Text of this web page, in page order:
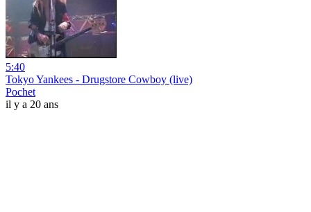
5:40
Tokyo Yankees - Drugstore Cowboy (live)
Pochet
il y a 20 ans